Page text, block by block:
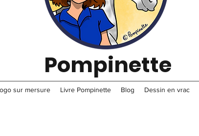
Pompinette
sur mersure Livre Pompinette Blog Dessin en vrac